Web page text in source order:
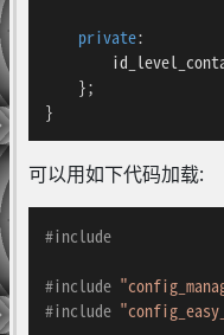
private:
    };
}
可以用如下代码加载:
#include
#include
#include